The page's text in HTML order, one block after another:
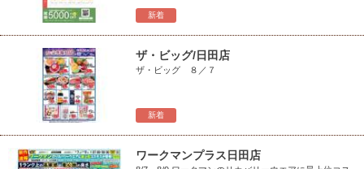
新着
新着
ザ・ビッグ/日田店
ザ・ビッグ ８／７
ワークマンプラス日田店